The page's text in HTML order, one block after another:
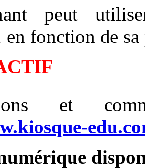
peut
en fonction de
et